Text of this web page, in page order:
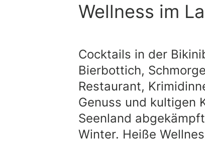
Wellness im
Cocktails in der
Bierbottich,
Restaurant,
Genuss und kultigen
Seenland
Winter. Heiße